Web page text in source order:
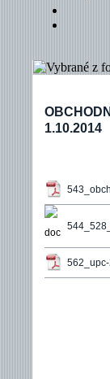
1.10.2014